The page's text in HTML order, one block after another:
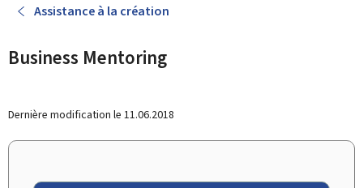
Menu
Assistance à la création
Business Mentoring
Dernière modification le 11.06.2018